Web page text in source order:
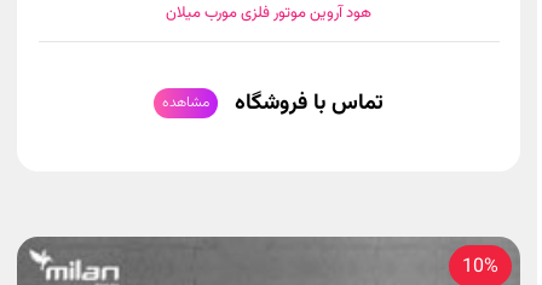
هود آروین موتور فلزی مورب میلان
تماس با فروشگاه مشاهده
10%